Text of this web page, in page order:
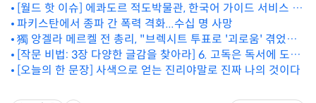
[월드 핫 이슈] 에콰도르 적도박물관, 한국어 가이드 서비스 개
시
파키스탄에서 종파 간 폭력 격화...수십 명 사망
獨 앙겔라 메르켈 전 총리, "브렉시트 투표로 '괴로움' 겪었다"
회고
[작문 비법: 3장 다양한 글감을 찾아라] 6. 고독은 독서에 도움
이 된다
[오늘의 한 문장] 사색으로 얻는 진리야말로 진짜 나의 것이다